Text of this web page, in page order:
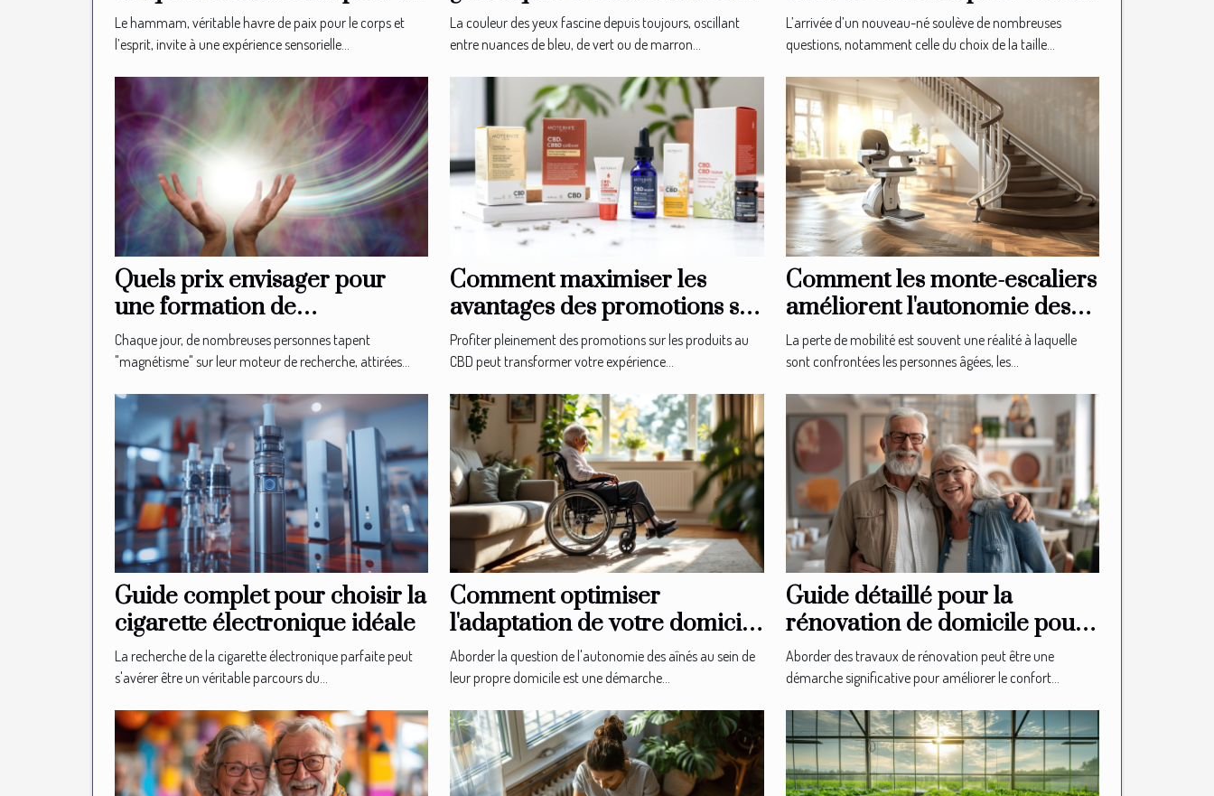
relaxation
Le hammam, véritable havre de paix pour le corps et
l’esprit, invite à une expérience sensorielle...
la couleur des yeux ?
La couleur des yeux fascine depuis toujours, oscillant
entre nuances de bleu, de vert ou de marron...
nouveau-né?
L’arrivée d’un nouveau-né soulève de nombreuses
questions, notamment celle du choix de la taille...
Quels prix envisager pour
une formation de
magnétiseur en ligne ?
Chaque jour, de nombreuses personnes tapent
"magnétisme" sur leur moteur de recherche, attirées...
Comment maximiser les
avantages des promotions sur
les produits au CBD ?
Profiter pleinement des promotions sur les produits au
CBD peut transformer votre expérience...
Comment les monte-escaliers
améliorent l'autonomie des
seniors
La perte de mobilité est souvent une réalité à laquelle
sont confrontées les personnes âgées, les...
Guide complet pour choisir la
cigarette électronique idéale
La recherche de la cigarette électronique parfaite peut
s'avérer être un véritable parcours du...
Comment optimiser
l'adaptation de votre domicile
pour l'autonomie des aînés
Aborder la question de l'autonomie des aînés au sein de
leur propre domicile est une démarche...
Guide détaillé pour la
rénovation de domicile pour
les seniors
Aborder des travaux de rénovation peut être une
démarche significative pour améliorer le confort...